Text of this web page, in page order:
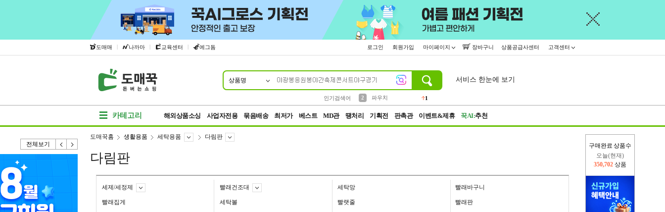
도매매 | 나까마 | 교육센터 | 에그돔 로그인 회원가입 마이페이지 장바구니 상품공급사센터 고객센터
상품명
인기검색어
2
파우치
1
서비스 한눈에 보기
카테고리 해외상품소싱 사업자전용 묶음배송 최저가 베스트 MD관 땡처리 기획전 판촉관 이벤트&제휴 꾹AI:추천
전체보기 구매완료 상품수
오늘(현재)
350,702 상품
도매꾹홈 생활용품 세탁용품 다림판
다림판
세제/세정제 빨래건조대 세탁망 빨래바구니
빨래집게 세탁볼 빨랫줄 빨래판